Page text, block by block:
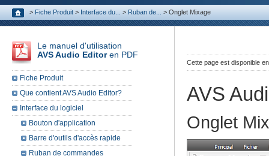
> Fiche Produit > Interface du... > Ruban de... > Onglet Mixage
Cette page est disponible
AVS
Onglet
Le manuel d'utilisation
AVS Audio Editoren PDF
Fiche Produit
Que contient AVS Audio Editor?
Interface du logiciel
Bouton d'application
Barre d'outils d'accès rapide
Ruban de commandes